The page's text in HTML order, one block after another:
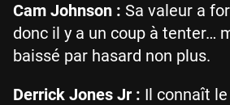
Cam Johnson : Sa valeur a
donc il y a un coup à tenter…
baissé par hasard non plus.
Derrick Jones Jr : Il connaît